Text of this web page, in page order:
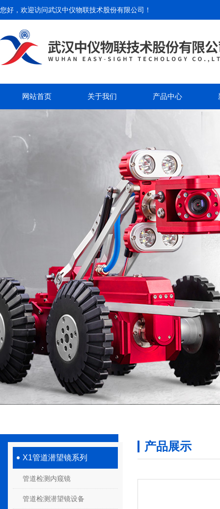
您好，欢迎访问武汉中仪物联技术股份有限公司 ！
网站首页 关于我们 产品中心
X1管道潜望镜系列
管道检测内窥镜
管道检测潜望镜设备
产品展示